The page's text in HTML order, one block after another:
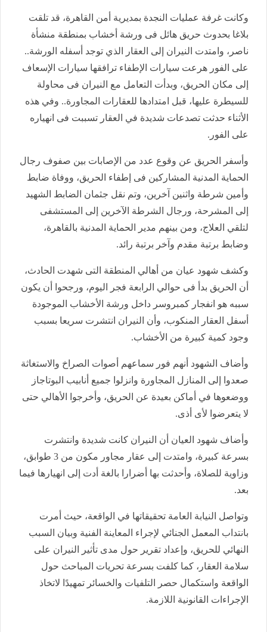
وكانت غرفة عمليات النجدة بمديرية أمن القاهرة، قد تلقت
بلاغا بحدوث حريق هائل فى ورشة أخشاب بمنطقة منشأة
ناصر، وامتدت النيران إلى العقار الذي توجد أسفله الورشة..
على الفور هرعت سيارات الإطفاء ترافقها سيارات الإسعاف
إلى مكان الحريق، وبدأت التعامل مع النيران فى محاولة
للسيطرة عليها، قبل امتدادها للعقارات المجاورة.. وفي هذه
الأثناء حدثت تصدعات شديدة في العقار تسببت فى انهياره
على الفور.
وأسفر الحريق عن وقوع عدد من الإصابات بين صفوف رجال
الحماية المدنية المشاركين فى إطفاء الحريق، ووفاة ضابط
وأمين شرطة واثنين آخرين، وتم نقل جثمان الضابط الشهيد
إلى المشرحة، ورجال الشرطة الآخرين إلى المستشفى
لتلقي العلاج، ومن بينهم مدير الحماية المدنية بالقاهرة،
وضابط برتبة مقدم وآخر برتبة رائد.
وكشف شهود عيان من أهالي المنطقة التى شهدت الحادث،
أن الحريق بدأ فى حوالي الرابعة فجر اليوم، ورجحوا أن يكون
سببه هو انفجار كمبروسر داخل ورشة الأخشاب الموجودة
أسفل العقار المنكوب، وأن النيران انتشرت سريعا بسبب
وجود كمية كبيرة من الأخشاب.
وأضاف الشهود أنهم فور سماعهم أصوات الصراخ والاستغاثة
صعدوا إلى المنازل المجاورة وانزلوا جميع أنابيب البوتاجاز
ووضعوها في أماكن بعيدة عن الحريق، وأخرجوا الأهالي حتى
لا يتعرضوا لأى أذى.
وأضاف شهود العيان أن النيران كانت شديدة وانتشرت
بسرعة كبيرة، وامتدت إلى عقار مجاور مكون من 3 طوابق،
وزاوية للصلاة، وأحدثت بها أضرارا بالغة أدت إلى انهيارها فيما
بعد.
وتواصل النيابة العامة تحقيقاتها في الواقعة، حيث أمرت
بانتداب المعمل الجنائي لإجراء المعاينة الفنية وبيان السبب
النهائي للحريق، وإعداد تقرير حول مدى تأثير النيران على
سلامة العقار، كما كلفت بسرعة تحريات المباحث حول
الواقعة واستكمال حصر التلفيات والخسائر تمهيدًا لاتخاذ
الإجراءات القانونية اللازمة.